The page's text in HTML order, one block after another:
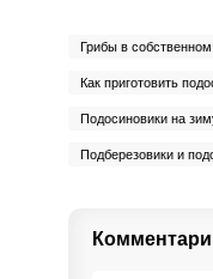
Грибы в
Как приготовить
Подосиновики на
Подберезовики и